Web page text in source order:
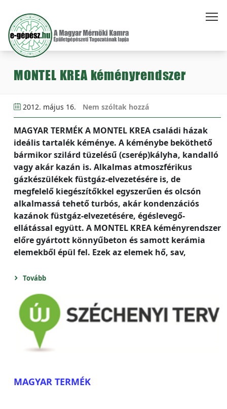
MONTEL KREA kéményrendszer
2012. május 16. Nem szóltak hozzá
MAGYAR TERMÉK A MONTEL KREA családi házak
ideális tartalék kéménye. A kéménybe beköthető
bármikor szilárd tüzelésű (cserép)kályha, kandalló
vagy akár kazán is. Alkalmas atmoszférikus
gázkészülékek füstgáz-elvezetésére is, de
megfelelő kiegészítőkkel egyszerűen és olcsón
alkalmassá tehető turbós, akár kondenzációs
kazánok füstgáz-elvezetésére, égéslevegő-
ellátással együtt. A MONTEL KREA kéményrendszer
előre gyártott könnyűbeton és samott kerámia
elemekből épül fel. Ezek az elemek hő, sav,
Tovább
MAGYAR TERMÉK